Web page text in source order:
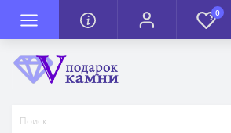
0